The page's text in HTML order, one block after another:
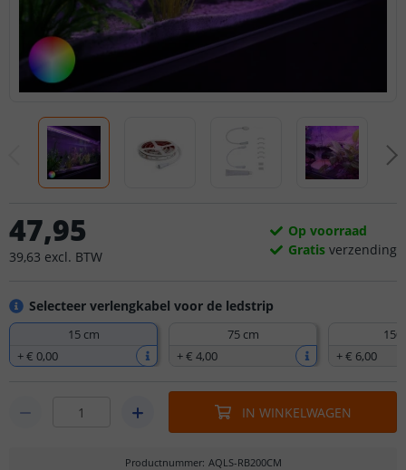
Selecteer verlengkabel voor de ledstrip
15 cm
+€ 0,00
75 cm
+€ 4,00
150
+€ 6,00
47,95
39,63 excl. BTW
Op voorraad
Gratis verzending
IN WINKELWAGEN
Productnummer: AQLS-RB200CM